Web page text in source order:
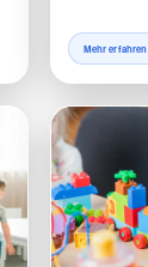
Mehr erfahren